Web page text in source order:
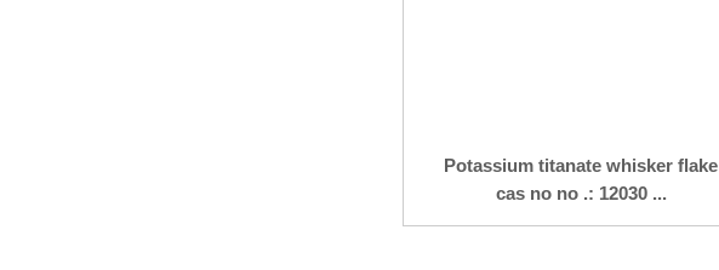
Potassium titanate whisker flake
cas no no .: 12030 ...